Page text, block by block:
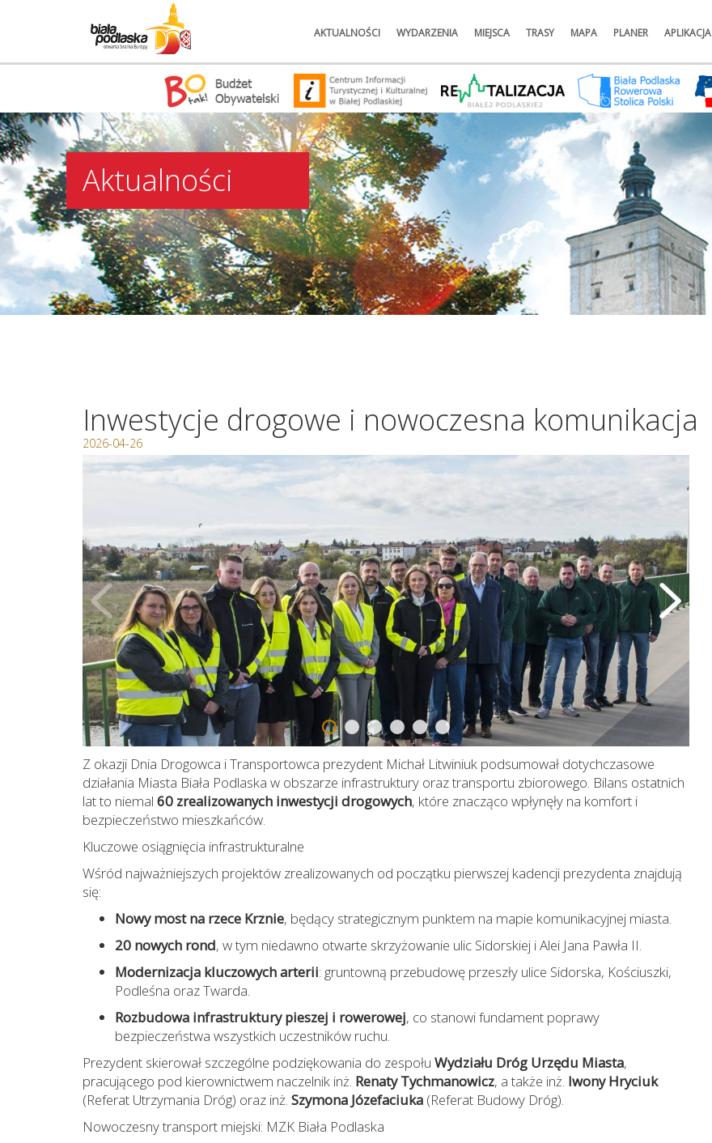
AKTUALNOŚCI WYDARZENIA MIEJSCA TRASY MAPA PLANER APLIKACJA
Aktualności
Inwestycje drogowe i nowoczesna komunikacja
2026-04-26
Z okazji Dnia Drogowca i Transportowca prezydent Michał Litwiniuk podsumował dotychczasowe
działania Miasta Biała Podlaska w obszarze infrastruktury oraz transportu zbiorowego. Bilans ostatnich
lat to niemal 60 zrealizowanych inwestycji drogowych, które znacząco wpłynęły na komfort i
bezpieczeństwo mieszkańców.
Kluczowe osiągnięcia infrastrukturalne
Wśród najważniejszych projektów zrealizowanych od początku pierwszej kadencji prezydenta znajdują
się:
Nowy most na rzece Krznie, będący strategicznym punktem na mapie komunikacyjnej miasta.
20 nowych rond, w tym niedawno otwarte skrzyżowanie ulic Sidorskiej i Alei Jana Pawła II.
Modernizacja kluczowych arterii: gruntowną przebudowę przeszły ulice Sidorska, Kościuszki,
Podleśna oraz Twarda.
Rozbudowa infrastruktury pieszej i rowerowej, co stanowi fundament poprawy
bezpieczeństwa wszystkich uczestników ruchu.
Prezydent skierował szczególne podziękowania do zespołu Wydziału Dróg Urzędu Miasta,
pracującego pod kierownictwem naczelnik inż. Renaty Tychmanowicz, a także inż. Iwony Hryciuk
(Referat Utrzymania Dróg) oraz inż. Szymona Józefaciuka (Referat Budowy Dróg).
Nowoczesny transport miejski: MZK Biała Podlaska